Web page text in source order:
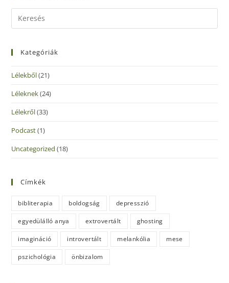
Kategóriák
Lélekből(21)
Léleknek(24)
Lélekről(33)
Podcast(1)
Uncategorized (18)
Címkék
bibliterapia boldogság depresszió
egyedülálló anya extrovertált ghosting
imagináció introvertált melankólia mese
pszichológia önbizalom